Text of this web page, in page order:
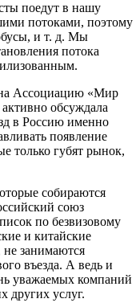
поедут в нашу
потоками, поэтому
и т. д. Мы
потока
Ассоциацию «Мир
обсуждала
в Россию именно
появление
только губят рынок,
собираются
союз
по безвизовому
и китайские
не занимаются
въезда. А ведь и
уважаемых компаний
других услуг.